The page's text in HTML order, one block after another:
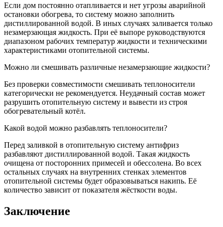
Если дом постоянно отапливается и нет угрозы аварийной
остановки обогрева, то систему можно заполнить
дистиллированной водой. В иных случаях заливается только
незамерзающая жидкость. При её выпоре руководствуются
диапазоном рабочих температур жидкости и техническими
характеристиками отопительной системы.
Можно ли смешивать различные незамерзающие жидкости?
Без проверки совместимости смешивать теплоносители
категорически не рекомендуется. Неудачный состав может
разрушить отопительную систему и вывести из строя
обогревательный котёл.
Какой водой можно разбавлять теплоносители?
Перед заливкой в отопительную систему антифриз
разбавляют дистиллированной водой. Такая жидкость
очищена от посторонних примесей и обессолена. Во всех
остальных случаях на внутренних стенках элементов
отопительной системы будет образовываться накипь. Её
количество зависит от показателя жёсткости воды.
Заключение